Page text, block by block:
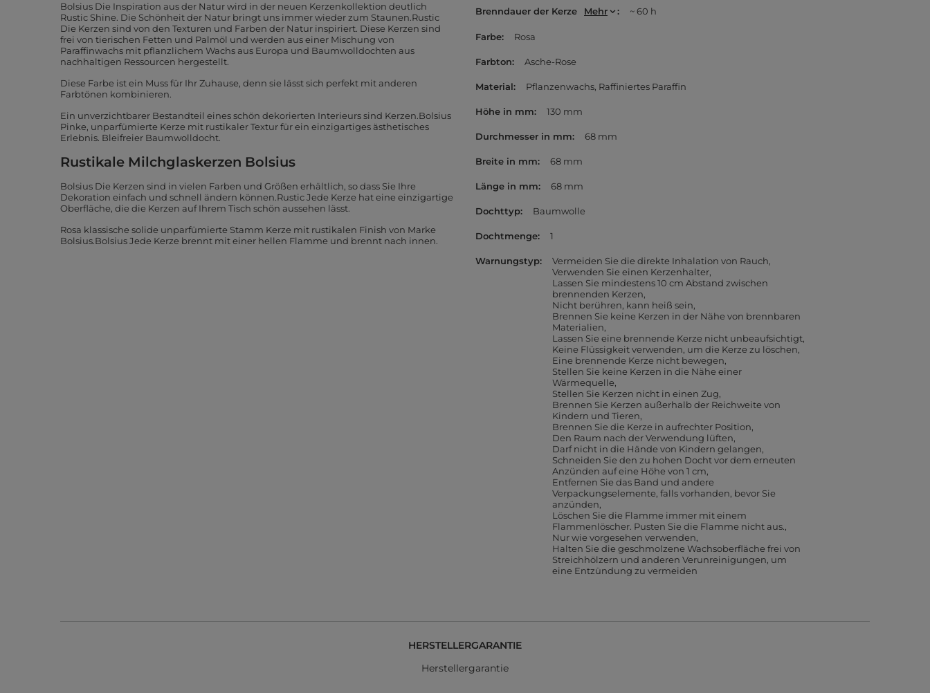
Bolsius Die Inspiration aus der Natur wird in der neuen Kerzenkollektion deutlich
Rustic Shine. Die Schönheit der Natur bringt uns immer wieder zum Staunen.Rustic
Die Kerzen sind von den Texturen und Farben der Natur inspiriert. Diese Kerzen sind
frei von tierischen Fetten und Palmöl und werden aus einer Mischung von
Paraffinwachs mit pflanzlichem Wachs aus Europa und Baumwolldochten aus
nachhaltigen Ressourcen hergestellt.
Diese Farbe ist ein Muss für Ihr Zuhause, denn sie lässt sich perfekt mit anderen
Farbtönen kombinieren.
Ein unverzichtbarer Bestandteil eines schön dekorierten Interieurs sind Kerzen.Bolsius
Pinke, unparfümierte Kerze mit rustikaler Textur für ein einzigartiges ästhetisches
Erlebnis. Bleifreier Baumwolldocht.
Rustikale Milchglaskerzen Bolsius
Bolsius Die Kerzen sind in vielen Farben und Größen erhältlich, so dass Sie Ihre
Dekoration einfach und schnell ändern können.Rustic Jede Kerze hat eine einzigartige
Oberfläche, die die Kerzen auf Ihrem Tisch schön aussehen lässt.
Rosa klassische solide unparfümierte Stamm Kerze mit rustikalen Finish von Marke
Bolsius.Bolsius Jede Kerze brennt mit einer hellen Flamme und brennt nach innen.
Brenndauer der Kerze Mehr ~ 60 h
Farbe Rosa
Farbton Asche-Rose
Material Pflanzenwachs Raffiniertes Paraffin
Höhe in mm 130 mm
Durchmesser in mm 68 mm
Breite in mm 68 mm
Länge in mm 68 mm
Dochttyp Baumwolle
Dochtmenge 1
Warnungstyp
Vermeiden Sie die direkte Inhalation von Rauch
Verwenden Sie einen Kerzenhalter
Lassen Sie mindestens 10 cm Abstand zwischen
brennenden Kerzen
Nicht berühren, kann heiß sein
Brennen Sie keine Kerzen in der Nähe von brennbaren
Materialien
Lassen Sie eine brennende Kerze nicht unbeaufsichtigt
Keine Flüssigkeit verwenden, um die Kerze zu löschen
Eine brennende Kerze nicht bewegen
Stellen Sie keine Kerzen in die Nähe einer
Wärmequelle
Stellen Sie Kerzen nicht in einen Zug
Brennen Sie Kerzen außerhalb der Reichweite von
Kindern und Tieren
Brennen Sie die Kerze in aufrechter Position
Den Raum nach der Verwendung lüften
Darf nicht in die Hände von Kindern gelangen
Schneiden Sie den zu hohen Docht vor dem erneuten
Anzünden auf eine Höhe von 1 cm
Entfernen Sie das Band und andere
Verpackungselemente, falls vorhanden, bevor Sie
anzünden
Löschen Sie die Flamme immer mit einem
Flammenlöscher. Pusten Sie die Flamme nicht aus.
Nur wie vorgesehen verwenden
Halten Sie die geschmolzene Wachsoberfläche frei von
Streichhölzern und anderen Verunreinigungen, um
eine Entzündung zu vermeiden
HERSTELLERGARANTIE
Herstellergarantie